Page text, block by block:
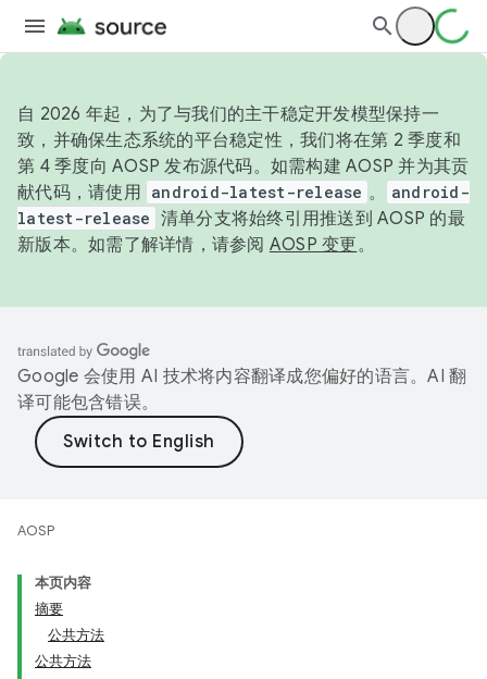
自 2026 年起，为了与我们的主干稳定开发模型保持一
致，并确保生态系统的平台稳定性，我们将在第 2 季度和
第 4 季度向 AOSP 发布源代码。如需构建 AOSP 并为其贡
献代码，请使用 android-latest-release 。
android-
latest-release 清单分支将始终引用推送到 AOSP 的最
新版本。如需了解详情，请参阅 AOSP 变更。
Google 会使用 AI 技术将内容翻译成您偏好的语言。AI 翻
译可能包含错误。
AOSP
本页内容
摘要
公共方法
公共方法